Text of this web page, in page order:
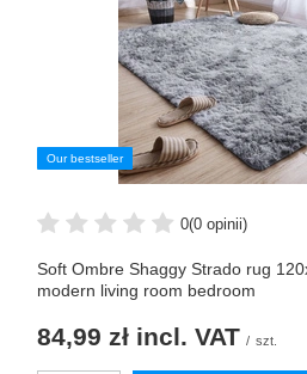
Our bestseller
0(0 opinii)
Soft Ombre Shaggy Strado rug
modern living room bedroom
84,99 zł incl. VAT / szt.